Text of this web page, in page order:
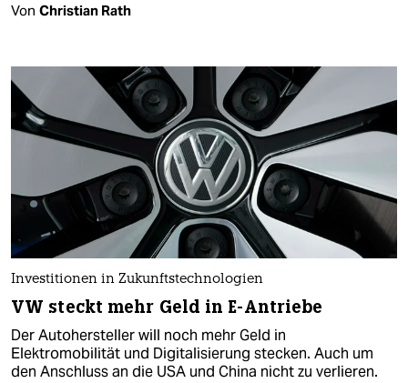
Von Christian Rath
Investitionen in Zukunftstechnologien
VW steckt mehr Geld in E-Antriebe
Der Autohersteller will noch mehr Geld in
Elektromobilität und Digitalisierung stecken. Auch um
den Anschluss an die USA und China nicht zu verlieren.